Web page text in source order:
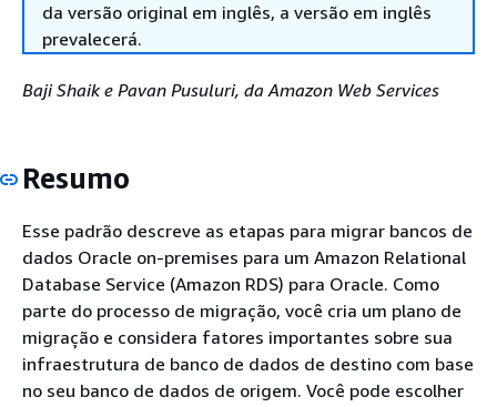
da versão original em inglês, a versão em inglês
prevalecerá.
Baji Shaik e Pavan Pusuluri, da Amazon Web Services
Resumo
Esse padrão descreve as etapas para migrar bancos de
dados Oracle on-premises para um Amazon Relational
Database Service (Amazon RDS) para Oracle. Como
parte do processo de migração, você cria um plano de
migração e considera fatores importantes sobre sua
infraestrutura de banco de dados de destino com base
no seu banco de dados de origem. Você pode escolher